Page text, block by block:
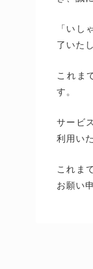
「いし
了いた
これま
す。
サービ
利用い
これま
お願い